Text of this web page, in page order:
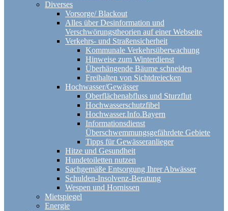
Diverses
Vorsorge/ Blackout
Alles über Desinformation und
Verschwörungstheorien auf einer Webseite
Verkehrs- und Straßensicherheit
Kommunale Verkehrsüberwachung
Hinweise zum Winterdienst
Überhängende Bäume schneiden
Freihalten von Sichtdreiecken
Hochwasser/Gewässer
Oberflächenabfluss und Sturzflut
Hochwasserschutzfibel
Hochwasser.Info.Bayern
Informationsdienst
Überschwemmungsgefährdete Gebiete
Tipps für Gewässeranlieger
Hitze und Gesundheit
Hundetoiletten nutzen
Sachgemäße Entsorgung Ihrer Abwässer
Schulden-Insolvenz-Beratung
Wespen und Hornissen
Mietspiegel
Energie